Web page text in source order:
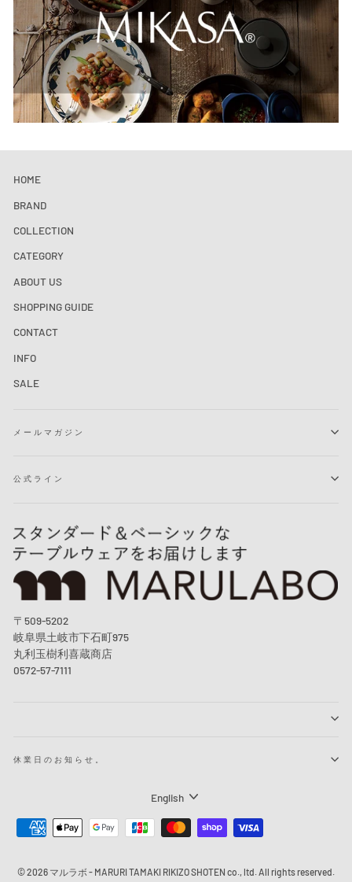
HOME
BRAND
COLLECTION
CATEGORY
ABOUT US
SHOPPING GUIDE
CONTACT
INFO
SALE
メールマガジン
公式ライン
〒509-5202
岐阜県土岐市下石町975
丸利玉樹利喜蔵商店
0572-57-7111
休業日のお知らせ。
Language
English
© 2026 マルラボ - MARURI TAMAKI RIKIZO SHOTEN co., ltd. All rights reserved.